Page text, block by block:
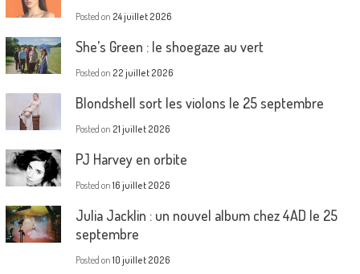
Posted on 24 juillet 2026
She’s Green : le shoegaze au vert
Posted on 22 juillet 2026
Blondshell sort les violons le 25 septembre
Posted on 21 juillet 2026
PJ Harvey en orbite
Posted on 16 juillet 2026
Julia Jacklin : un nouvel album chez 4AD le 25
septembre
Posted on 10 juillet 2026